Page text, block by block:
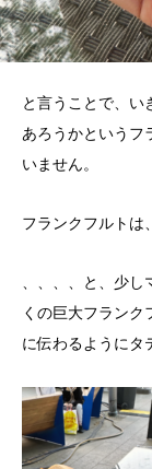
と言うことで、い
あろうかというフ
いません。
フランクフルトは
、、、、と、少し
くの巨大フラン
に伝わるようにタ